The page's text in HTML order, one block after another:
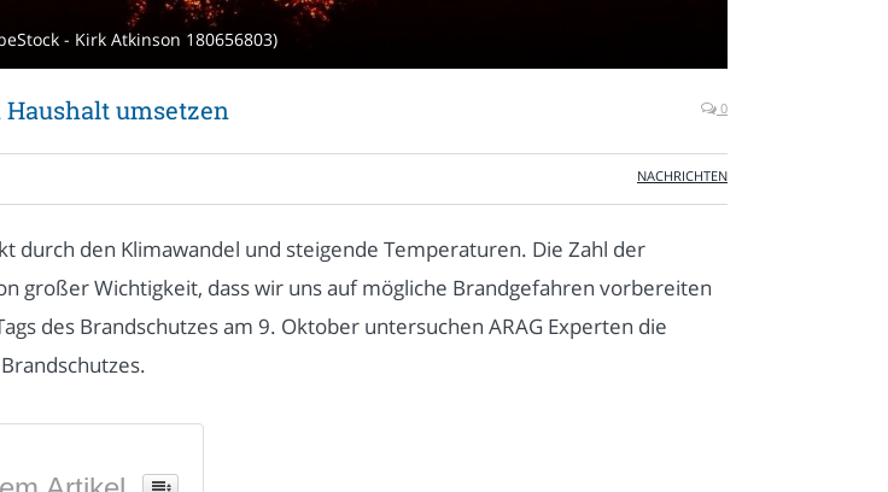
- Kirk Atkinson 180656803)
umsetzen 0
NACHRICHTEN
durch den Klimawandel und steigende Temperaturen. Die Zahl der
großer Wichtigkeit, dass wir uns auf mögliche Brandgefahren vorbereiten
des Brandschutzes am 9. Oktober untersuchen ARAG Experten die